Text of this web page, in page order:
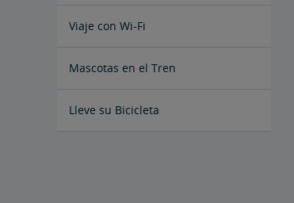
Equipaje de Mano
Equipaje chequeado
Artículos Especiales
Artículos Prohibidos en el Equipaje
Informar sobre Objetos Perdidos
Limitación de Responsabilidad de
Equipajes
Armar Sus Maletas
Servicios de Equipaje en la Estación
Armas de fuego en el Equipaje
Chequeado
Viaje con Wi-Fi
Mascotas en el Tren
Lleve su Bicicleta